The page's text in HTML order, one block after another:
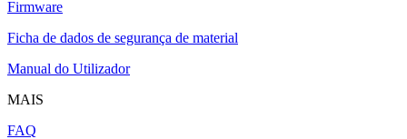
Firmware
Ficha de dados de segurança de material
Manual do Utilizador
MAIS
FAQ